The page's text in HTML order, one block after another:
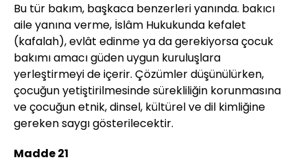
Bu tür bakım, başkaca benzerleri yanında. bakıcı
aile yanına verme, İslâm Hukukunda kefalet
(kafalah), evlât edinme ya da gerekiyorsa çocuk
bakımı amacı güden uygun kuruluşlara
yerleştirmeyi de içerir. Çözümler düşünülürken,
çocuğun yetiştirilmesinde sürekliliğin korunmasına
ve çocuğun etnik, dinsel, kültürel ve dil kimliğine
gereken saygı gösterilecektir.
Madde 21